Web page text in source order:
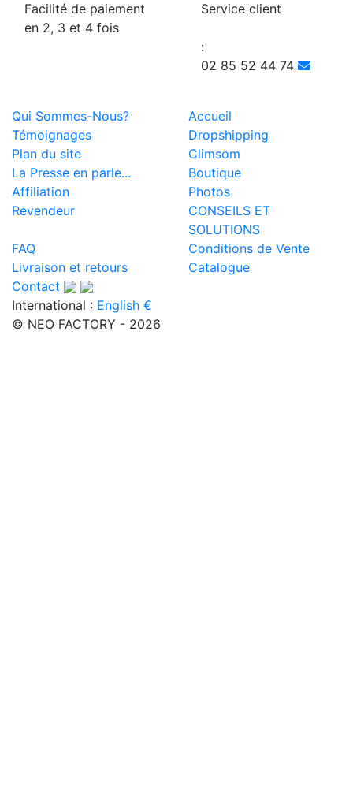
Facilité de paiement
en 2, 3 et 4 fois
Service client
:
02 85 52 44 74
Qui Sommes-Nous?
Accueil
Témoignages
Dropshipping
Plan du site
Climsom
La Presse en parle...
Boutique
Affiliation
Photos
Revendeur
CONSEILS ET
SOLUTIONS
FAQ
Conditions de Vente
Livraison et retours
Catalogue
Contact
International : English €
© NEO FACTORY - 2026